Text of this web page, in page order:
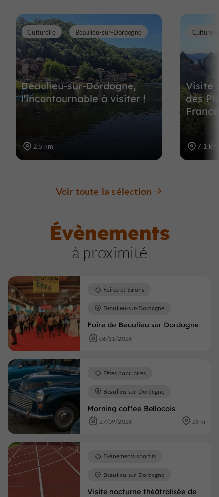
Beaulieu-sur-Dordogne,
l'incontournable à visiter !
Culturelle Beaulieu-sur-Dordogne
2,5 km
Visite
des
7,1 km
Voir toute la sélection
Évènements
à proximité
Foire de Beaulieu sur Dordogne
Foires et Salons
Beaulieu-sur-Dordogne
06/11/2026
Morning coffee Bellocois
Fêtes populaires
Beaulieu-sur-Dordogne
27/09/2026 23 m
Visite nocturne théâtralisée de
Evènements sportifs
Beaulieu-sur-Dordogne